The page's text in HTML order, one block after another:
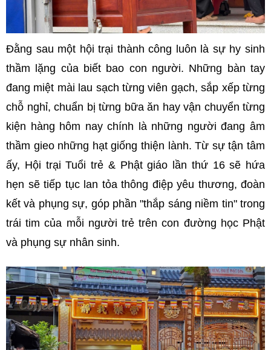
Đằng sau một hội trại thành công luôn là sự hy sinh
thầm lặng của biết bao con người. Những bàn tay
đang miệt mài lau sạch từng viên gạch, sắp xếp từng
chỗ nghỉ, chuẩn bị từng bữa ăn hay vận chuyển từng
kiện hàng hôm nay chính là những người đang âm
thầm gieo những hạt giống thiện lành. Từ sự tận tâm
ấy, Hội trại Tuổi trẻ & Phật giáo lần thứ 16 sẽ hứa
hẹn sẽ tiếp tục lan tỏa thông điệp yêu thương, đoàn
kết và phụng sự, góp phần "thắp sáng niềm tin" trong
trái tim của mỗi người trẻ trên con đường học Phật
và phụng sự nhân sinh.